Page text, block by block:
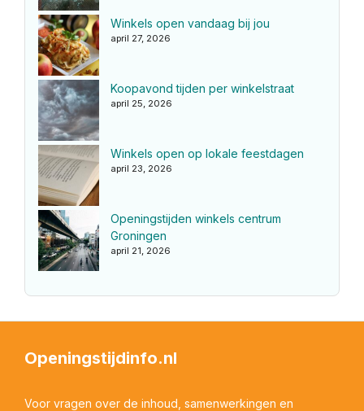
Winkels open vandaag bij jou
april 27, 2026
Koopavond tijden per winkelstraat
april 25, 2026
Winkels open op lokale feestdagen
april 23, 2026
Openingstijden winkels centrum
Groningen
april 21, 2026
Openingstijdinfo.nl
Voor vragen over de inhoud, samenwerkingen en